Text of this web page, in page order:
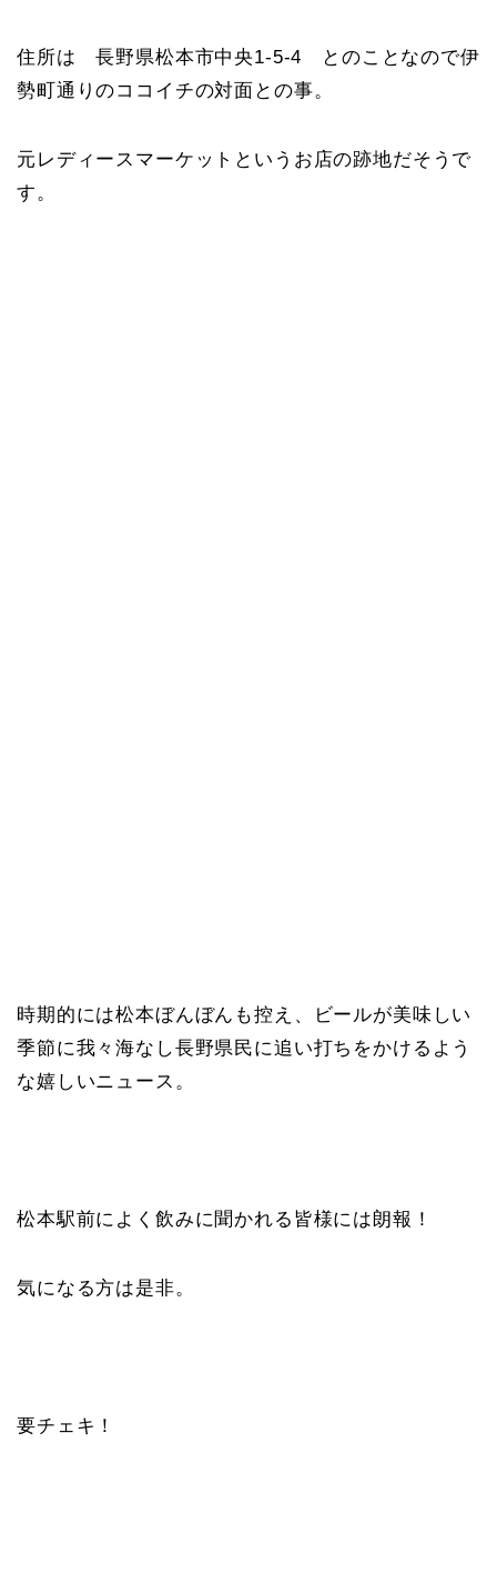
住所は 長野県松本市中央1-5-4 とのことなので伊
勢町通りのココイチの対面との事。
元レディースマーケットというお店の跡地だそうで
す。
時期的には松本ぼんぼんも控え、ビールが美味しい
季節に我々海なし長野県民に追い打ちをかけるよう
な嬉しいニュース。
松本駅前によく飲みに聞かれる皆様には朗報！
気になる方は是非。
要チェキ！